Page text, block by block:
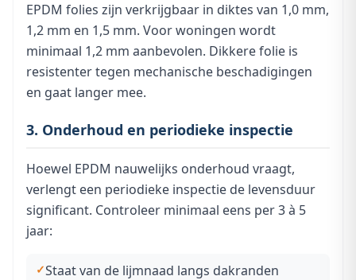
EPDM folies zijn verkrijgbaar in diktes van 1,0 mm,
1,2 mm en 1,5 mm. Voor woningen wordt
minimaal 1,2 mm aanbevolen. Dikkere folie is
resistenter tegen mechanische beschadigingen
en gaat langer mee.
3. Onderhoud en periodieke inspectie
Hoewel EPDM nauwelijks onderhoud vraagt,
verlengt een periodieke inspectie de levensduur
significant. Controleer minimaal eens per 3 à 5
jaar:
Staat van de lijmnaad langs dakranden